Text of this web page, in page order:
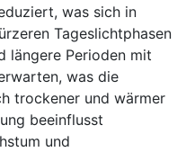
was sich in
Tageslichtphasen
längere Perioden mit
was die
trockener und wärmer
beeinflusst
und